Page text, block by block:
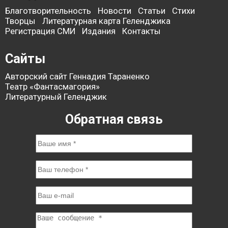
Обратная связь
Благотворительность Новости Статьи
Стихи
Творцы
Литературная карта Геленджика
Регистрация СМИ
Издания Контакты
Сайты
Авторский сайт Геннадия Тараненко
Театр «Фантасмагория»
Литературный Геленджик